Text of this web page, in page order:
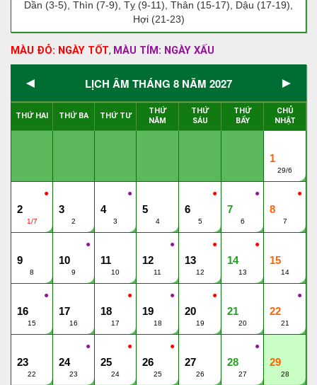
Dần (3-5), Thìn (7-9), Tỵ (9-11), Thân (15-17), Dậu (17-19),
Hợi (21-23)
MÀU ĐỎ: NGÀY TỐT, MÀU TÍM: NGÀY XẤU
◄ LỊCH ÂM THÁNG 8 NĂM 2027 ►
THỨ HAI THỨ BA THỨ TƯ
THỨ
NĂM
THỨ
SÁU
THỨ
BẨY
CHỦ
NHẬT
1
29/6
●
2
1/7
3
2
●
4
3
5
4
●
6
5
●
7
6
●
8
7
9
8
●
10
9
11
10
●
12
11
●
13
12
●
14
13
15
14
●
16
15
17
16
●
18
17
●
19
18
●
20
19
21
20
●
22
21
23
22
●
24
23
●
25
24
●
26
25
27
26
●
28
27
29
28